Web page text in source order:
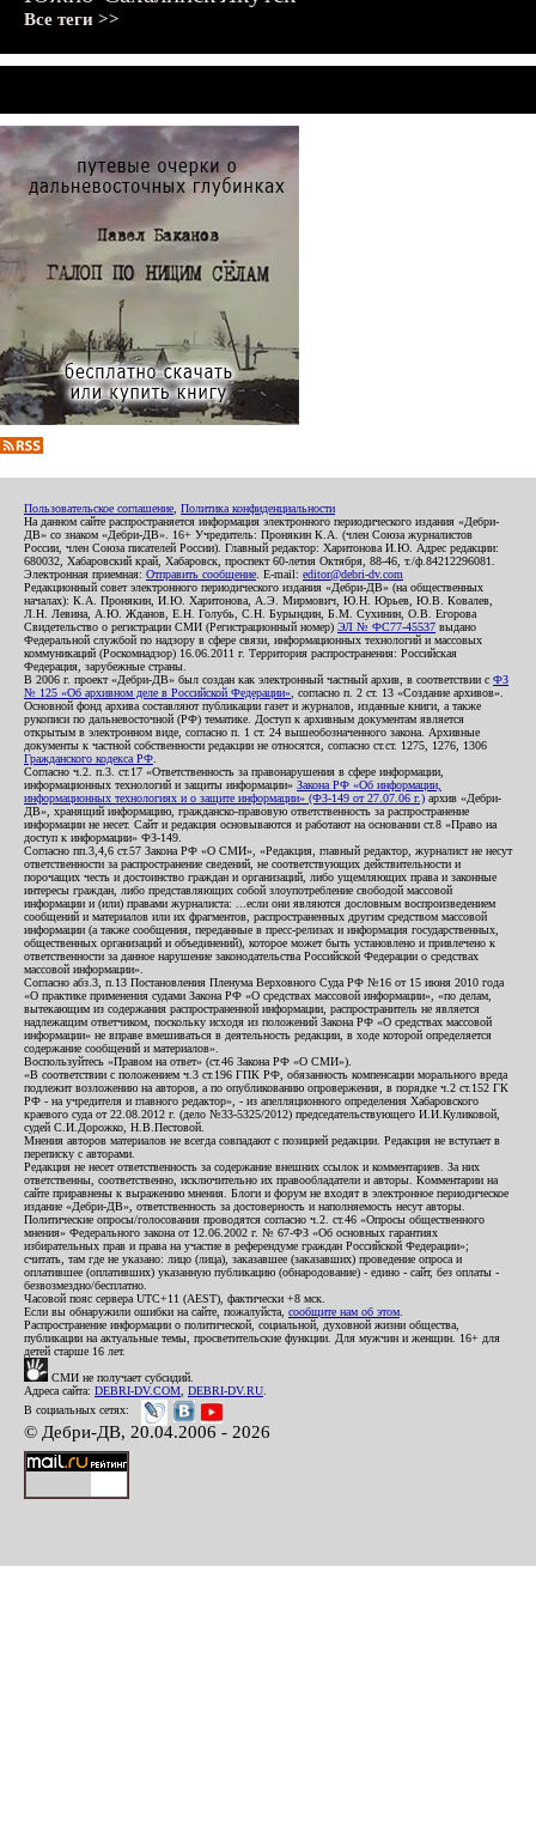
Все теги >>
Пользовательское соглашение Политика конфиденциальности
На данном сайте распространяется информация электронного периодического издания «Дебри-
ДВ» со знаком «Дебри-ДВ». 16+ Учредитель: Пронякин К.А. (член Союза журналистов
России, член Союза писателей России). Главный редактор: Харитонова И.Ю. Адрес редакции:
680032, Хабаровский край, Хабаровск, проспект 60-летия Октября, 88-46, т./ф.84212296081.
Электронная приемная: Отправить сообщение . E-mail: editor@debri-dv.com
Редакционный совет электронного периодического издания «Дебри-ДВ» (на общественных
началах): К.А. Пронякин, И.Ю. Харитонова, А.Э. Мирмович, Ю.Н. Юрьев, Ю.В. Ковалев,
Л.Н. Левина, А.Ю. Жданов, Е.Н. Голубь, С.Н. Бурындин, Б.М. Сухинин, О.В. Егорова
Свидетельство о регистрации СМИ (Регистрационный номер) ЭЛ № ФС77-45537 выдано
Федеральной службой по надзору в сфере связи, информационных технологий и массовых
коммуникаций (Роскомнадзор) 16.06.2011 г. Территория распространения: Российская
Федерация, зарубежные страны.
В 2006 г. проект «Дебри-ДВ» был создан как электронный частный архив, в соответствии с ФЗ
№ 125 «Об архивном деле в Российской Федерации» , согласно п. 2 ст. 13 «Создание архивов».
Основной фонд архива составляют публикации газет и журналов, изданные книги, а также
рукописи по дальневосточной (РФ) тематике. Доступ к архивным документам является
открытым в электронном виде, согласно п. 1 ст. 24 вышеобозначенного закона. Архивные
документы к частной собственности редакции не относятся, согласно ст.ст. 1275, 1276, 1306
Гражданского кодекса РФ
Согласно ч.2. п.3. ст.17 «Ответственность за правонарушения в сфере информации,
информационных технологий и защиты информации» Закона РФ «Об информации,
информационных технологиях и о защите информации» (ФЗ-149 от 27.07.06 г.) архив «Дебри-
ДВ», хранящий информацию, гражданско-правовую ответственность за распространение
информации не несет. Сайт и редакция основываются и работают на основании ст.8 «Право на
доступ к информации» ФЗ-149.
Согласно пп.3,4,6 ст.57 Закона РФ «О СМИ», «Редакция, главный редактор, журналист не несут
ответственности за распространение сведений, не соответствующих действительности и
порочащих честь и достоинство граждан и организаций, либо ущемляющих права и законные
интересы граждан, либо представляющих собой злоупотребление свободой массовой
информации и (или) правами журналиста: ...если они являются дословным воспроизведением
сообщений и материалов или их фрагментов, распространенных другим средством массовой
информации (а также сообщения, переданные в пресс-релизах и информация государственных,
общественных организаций и объединений), которое может быть установлено и привлечено к
ответственности за данное нарушение законодательства Российской Федерации о средствах
массовой информации».
Согласно абз.3, п.13 Постановления Пленума Верховного Суда РФ №16 от 15 июня 2010 года
«О практике применения судами Закона РФ «О средствах массовой информации», «по делам,
вытекающим из содержания распространенной информации, распространитель не является
надлежащим ответчиком, поскольку исходя из положений Закона РФ «О средствах массовой
информации» не вправе вмешиваться в деятельность редакции, в ходе которой определяется
содержание сообщений и материалов».
Воспользуйтесь «Правом на ответ» (ст.46 Закона РФ «О СМИ»).
«В соответствии с положением ч.3 ст.196 ГПК РФ, обязанность компенсации морального вреда
подлежит возложению на авторов, а по опубликованию опровержения, в порядке ч.2 ст.152 ГК
РФ - на учредителя и главного редактор», - из апелляционного определения Хабаровского
краевого суда от 22.08.2012 г. (дело №33-5325/2012) председательствующего И.И.Куликовой,
судей С.И.Дорожко, Н.В.Пестовой.
Мнения авторов материалов не всегда совпадают с позицией редакции. Редакция не вступает в
переписку с авторами.
Редакция не несет ответственность за содержание внешних ссылок и комментариев. За них
ответственны, соответственно, исключительно их правообладатели и авторы. Комментарии на
сайте приравнены к выражению мнения. Блоги и форум не входят в электронное периодическое
издание «Дебри-ДВ», ответственность за достоверность и наполняемость несут авторы.
Политические опросы/голосования проводятся согласно ч.2. ст.46 «Опросы общественного
мнения» Федерального закона от 12.06.2002 г. № 67-ФЗ «Об основных гарантиях
избирательных прав и права на участие в референдуме граждан Российской Федерации»;
считать, там где не указано: лицо (лица), заказавшее (заказавших) проведение опроса и
оплатившее (оплативших) указанную публикацию (обнародование) - едино - сайт, без оплаты -
безвозмездно/бесплатно.
Часовой пояс сервера UTC+11 (AEST), фактически +8 мск.
Если вы обнаружили ошибки на сайте, пожалуйста, сообщите нам об этом
Распространение информации о политической, социальной, духовной жизни общества,
публикации на актуальные темы, просветительские функции. Для мужчин и женщин. 16+ для
детей старше 16 лет.
СМИ не получает субсидий.
Адреса сайта: DEBRI-DV.COM DEBRI-DV.RU
В социальных сетях:
© Дебри-ДВ, 20.04.2006 - 2026